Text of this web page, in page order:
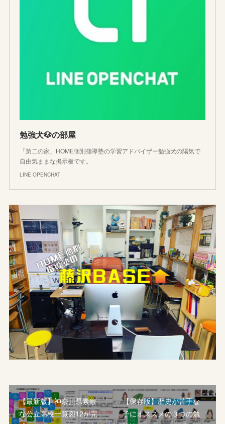
勉強犬🐶の部屋
「第二の家」HOME個別指導塾の学習アドバイザー勉強犬の陽気で
自由気ままな掲示板です。
LINE OPENCHAT
【最新版】神奈川県素敵
な公立高校一覧図12が完
【保存版】歴史が苦手な
子にオススメの３つの勉